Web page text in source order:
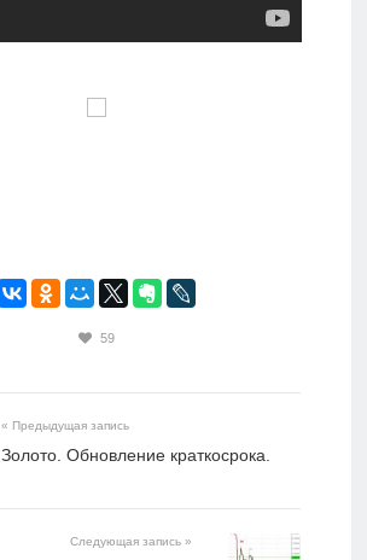
59
« Предыдущая запись
Золото. Обновление краткосрока.
Следующая запись »